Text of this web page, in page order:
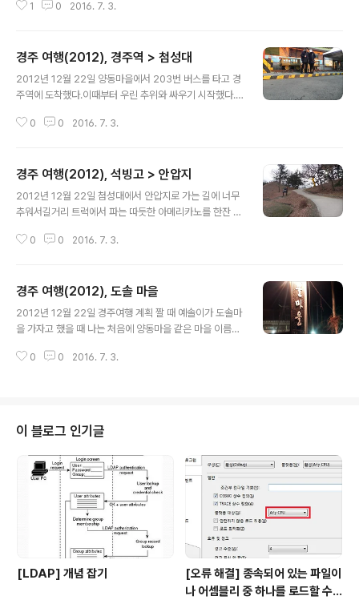
지로 결정했다. ▲ 휑한 신경주역 바로 앞 버스 정류소 ▲
청 불친절했다. 경주 사람들 말투가 원래 그런지는 모르겠
지만 엄청 별로였다. 네이버 길찾기에서는 신경주역에서
양동마을까지 1시간 30분 정도 걸린다고 나와있었는데막
다 깨다 하며 양동마을에 도착했다. 버스에서 내리면 바로
1 0 2016. 7. 3.
경주 여행(2012), 경주역 > 첨성대
2012년 12월 22일 양동마을에서 203번 버스를 타고 경
주역에 도착했다.이때부터 우린 추위와 싸우기 시작했다.
서춥지만 참고 걸어보기로 했다. 우선 경주역에 들러 화장
어서사진 좀 찍으며 놀았다 ㅋ그대로 올리면 혼날거 같아
서 예솔이 얼굴 가림 ㅋㅋ ▲ 안압지 연꽃 단지 원래는 연
꽃이 쫙 펴 있어야 하는데겨울이라 휑~~연꽃 핀 계절에 오
로 가는 길 첨성대 가는길에 이렇게 이쁜 길이 있었다.뭔가
0 0 2016. 7. 3.
경주 여행(2012), 석빙고 > 안압지
2012년 12월 22일 첨성대에서 안압지로 가는 길에 너무
추워서길거리 트럭에서 파는 따듯한 아메리카노를 한잔 마
는데추운데 고생이 많으시다. 가는 길에 선덕여왕과 동이
로 장난쳤던 기억이나서... ㅋ 언덕 올라가고 나니 허허벌판
이었다.안으로 쭉 들어가면 한옥집 같은 것들이 있다고 지
도에 표시되어 있는데거기서 선덕여왕 촬영을 한 듯 했다.
봤더니만석빙고 였다!!! 알고 찾아서 갔던건 아니었고 가보
0 0 2016. 7. 3.
경주 여행(2012), 도솔 마을
2012년 12월 22일 경주여행 계획 짤 때 예솔이가 도솔마
을 가자고 했을 때 나는 처음에 양동마을 같은 마을 이름인
맛집 검색하면 제일 많이 나오는 집이기도 하다. 안압지에
식"과 "도솔주(동동주)"를 시켰다. ▲ 계란인 줄 알았는데
두부였다. 반찬들이 다 맛있었다.많이 돌아다녀서 안그래
도 배고팠는데 반찬까지 맛있으니둘 다 감탄사를 연발하며
먹었다.나는 특히 나물이 너무 맛있었다.막걸리 맛도 굳굳!
다 먹고 나와보니 구수한 냄새와 함께아궁이에서 나는 연
기로 가득차 있었다..
0 0 2016. 7. 3.
이 블로그 인기글
[LDAP] 개념 잡기
[오류 해결] 종속되어 있는 파일이
나 어셈블리 중 하나를 로드할 수